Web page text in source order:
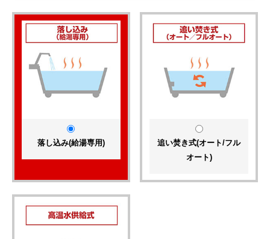
落し込み(給湯専用)
追い焚き式(オート/フル
オート)